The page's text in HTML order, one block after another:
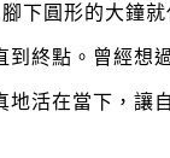
下圓形的大鐘
終點。曾經
活在當下，